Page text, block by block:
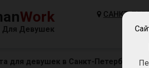
Work
Для Девушек
САНКТ-
для девушек в Санкт-Петербурге